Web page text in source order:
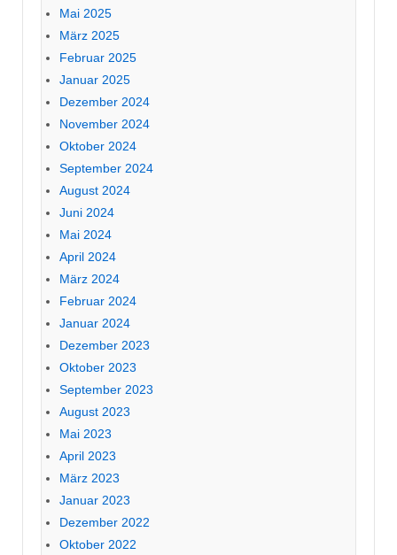
Mai 2025
März 2025
Februar 2025
Januar 2025
Dezember 2024
November 2024
Oktober 2024
September 2024
August 2024
Juni 2024
Mai 2024
April 2024
März 2024
Februar 2024
Januar 2024
Dezember 2023
Oktober 2023
September 2023
August 2023
Mai 2023
April 2023
März 2023
Januar 2023
Dezember 2022
Oktober 2022